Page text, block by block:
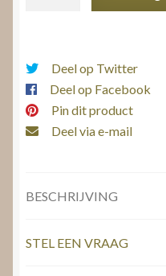
Deel op Twitter
Deel op Facebook
Pin dit product
Deel via e-mail
BESCHRIJVING
STEL EEN VRAAG